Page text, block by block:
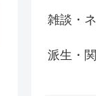
雑談・
派生・